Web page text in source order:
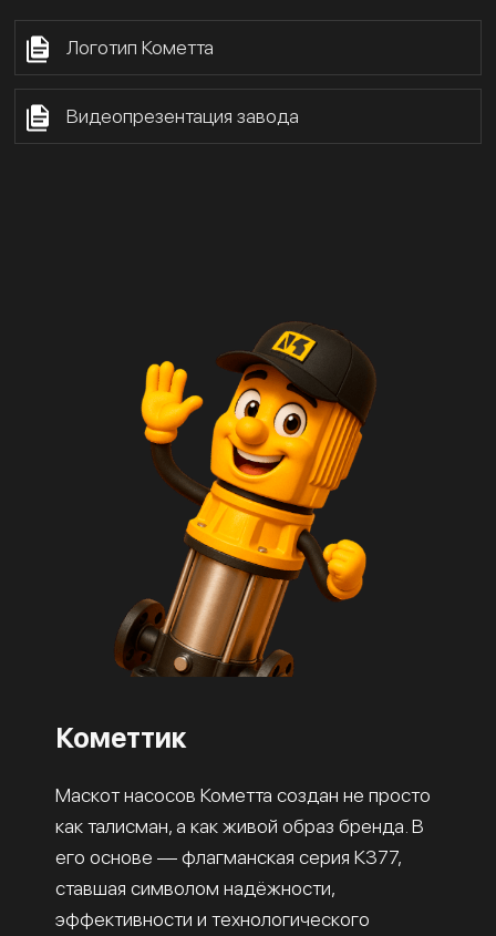
Логотип Кометта
Видеопрезентация завода
Кометтик
Маскот насосов Кометта создан не просто
как талисман, а как живой образ бренда. В
его основе — флагманская серия К377,
ставшая символом надёжности,
эффективности и технологического